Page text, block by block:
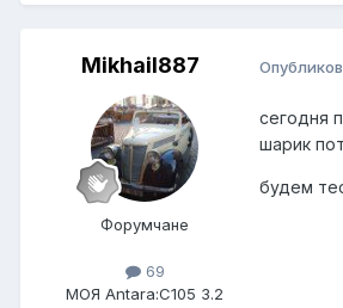
Mikhail887
Форумчане
69
МОЯ Antara:C105 3.2
сегодня
шарик
будем